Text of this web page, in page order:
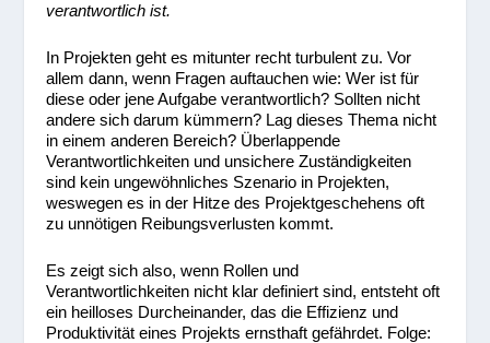
verantwortlich ist.
In Projekten geht es mitunter recht turbulent zu. Vor
allem dann, wenn Fragen auftauchen wie: Wer ist für
diese oder jene Aufgabe verantwortlich? Sollten nicht
andere sich darum kümmern? Lag dieses Thema nicht
in einem anderen Bereich? Überlappende
Verantwortlichkeiten und unsichere Zuständigkeiten
sind kein ungewöhnliches Szenario in Projekten,
weswegen es in der Hitze des Projektgeschehens oft
zu unnötigen Reibungsverlusten kommt.
Es zeigt sich also, wenn Rollen und
Verantwortlichkeiten nicht klar definiert sind, entsteht oft
ein heilloses Durcheinander, das die Effizienz und
Produktivität eines Projekts ernsthaft gefährdet. Folge: